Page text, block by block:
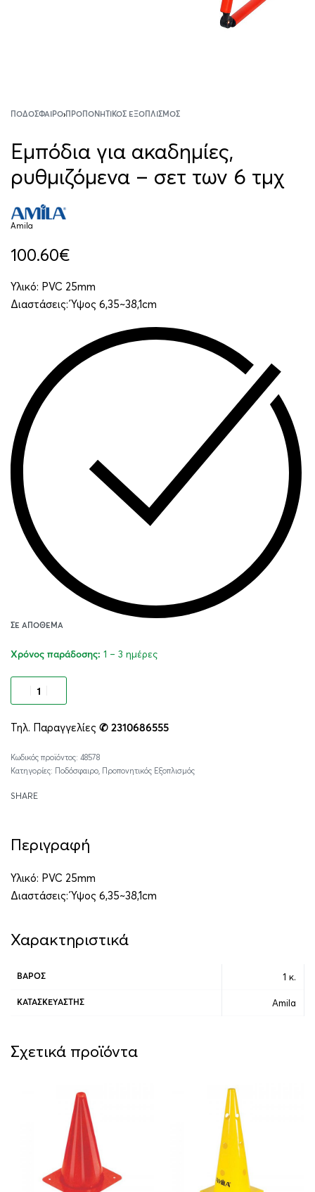
ΠΟΔΌΣΦΑΙΡΟ› ΠΡΟΠΟΝΗΤΙΚΌΣ ΕΞΟΠΛΙΣΜΌΣ
Εμπόδια για ακαδημίες,
ρυθμιζόμενα – σετ των 6 τμχ
Amila
100.60€
Υλικό: PVC 25mm
Διαστάσεις: Ύψος 6,35~38,1cm
ΣΕ ΑΠΌΘΕΜΑ
Χρόνος παράδοσης: 1 – 3 ημέρες
Τηλ. Παραγγελίες ✆ 2310686555
48578
Κατηγορίες: Ποδόσφαιρο, Προπονητικός Εξοπλισμός
SHARE
Περιγραφή
Υλικό: PVC 25mm
Διαστάσεις: Ύψος 6,35~38,1cm
Χαρακτηριστικά
ΒΆΡΟΣ 1 κ.
ΚΑΤΑΣΚΕΥΑΣΤΉΣ Amila
Σχετικά προϊόντα